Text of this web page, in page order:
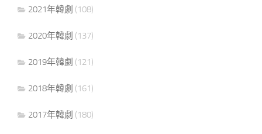
2021年韓劇 (108)
2020年韓劇 (137)
2019年韓劇 (121)
2018年韓劇 (161)
2017年韓劇 (180)